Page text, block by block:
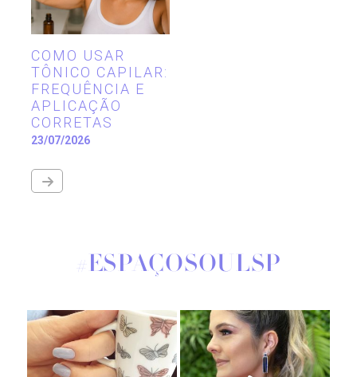
COMO USAR
TÔNICO CAPILAR:
FREQUÊNCIA E
APLICAÇÃO
CORRETAS
23/07/2026
#ESPAÇOSOULSP